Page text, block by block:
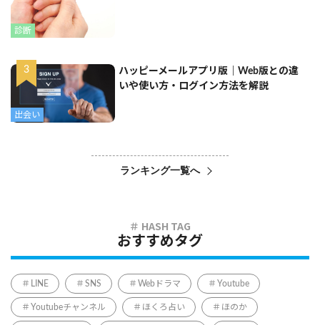
診断
出会い
ハッピーメールアプリ版｜Web版との違
いや使い方・ログイン方法を解説
ランキング一覧へ
おすすめタグ
LINE SNS Webドラマ Youtube
Youtubeチャンネル ほくろ占い ほのか